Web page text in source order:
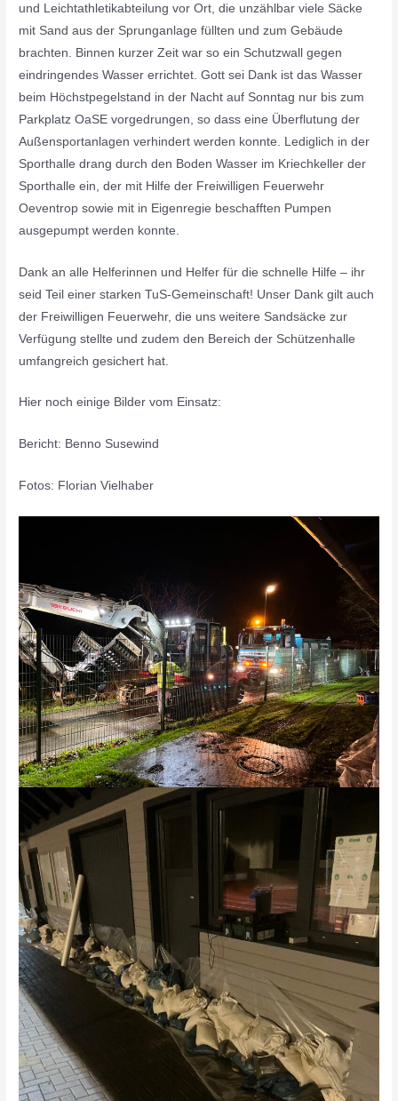
und Leichtathletikabteilung vor Ort, die unzählbar viele Säcke
mit Sand aus der Sprunganlage füllten und zum Gebäude
brachten. Binnen kurzer Zeit war so ein Schutzwall gegen
eindringendes Wasser errichtet. Gott sei Dank ist das Wasser
beim Höchstpegelstand in der Nacht auf Sonntag nur bis zum
Parkplatz OaSE vorgedrungen, so dass eine Überflutung der
Außensportanlagen verhindert werden konnte. Lediglich in der
Sporthalle drang durch den Boden Wasser im Kriechkeller der
Sporthalle ein, der mit Hilfe der Freiwilligen Feuerwehr
Oeventrop sowie mit in Eigenregie beschafften Pumpen
ausgepumpt werden konnte.
Dank an alle Helferinnen und Helfer für die schnelle Hilfe – ihr
seid Teil einer starken TuS-Gemeinschaft! Unser Dank gilt auch
der Freiwilligen Feuerwehr, die uns weitere Sandsäcke zur
Verfügung stellte und zudem den Bereich der Schützenhalle
umfangreich gesichert hat.
Hier noch einige Bilder vom Einsatz:
Bericht: Benno Susewind
Fotos: Florian Vielhaber